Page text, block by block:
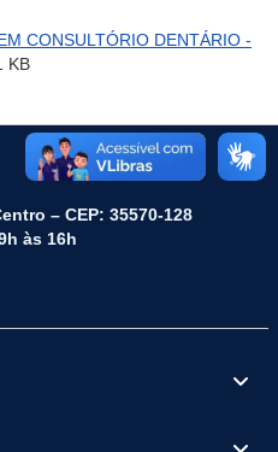
CONSULTÓRIO DENTÁRIO -
KB
– CEP: 35570-128
às 16h